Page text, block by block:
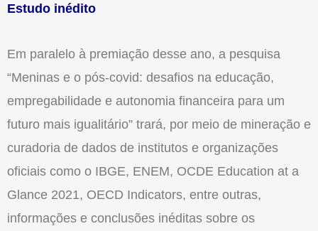
Estudo inédito
Em paralelo à premiação desse ano, a pesquisa
“Meninas e o pós-covid: desafios na educação,
empregabilidade e autonomia financeira para um
futuro mais igualitário” trará, por meio de mineração e
curadoria de dados de institutos e organizações
oficiais como o IBGE, ENEM, OCDE Education at a
Glance 2021, OECD Indicators, entre outras,
informações e conclusões inéditas sobre os